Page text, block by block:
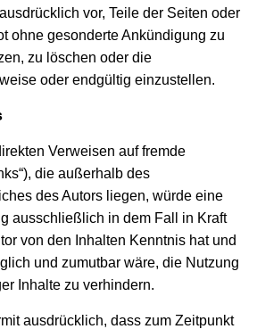
vor, Teile der Seiten oder
ohne gesonderte Ankündigung zu
zu löschen oder die
oder endgültig einzustellen.
Verweisen auf fremde
die außerhalb des
des Autors liegen, würde eine
ausschließlich in dem Fall in Kraft
von den Inhalten Kenntnis hat und
und zumutbar wäre, die Nutzung
Inhalte zu verhindern.
ausdrücklich, dass zum Zeitpunkt